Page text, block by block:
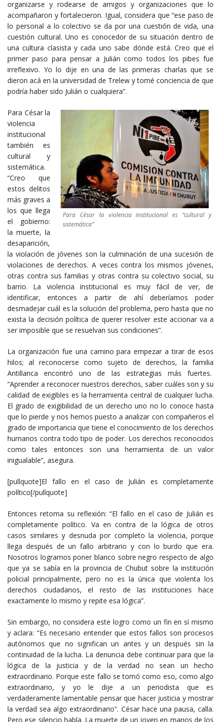
organizarse y rodearse de amigos y organizaciones que lo
acompañaron y fortalecieron. Igual, considera que “ese paso de
lo personal a lo colectivo se da por una cuestión de vida, una
cuestión cultural. Uno es conocedor de su situación dentro de
una cultura clasista y cada uno sabe dónde está. Creo que el
primer paso para pensar a Julián como todos los pibes fue
irreflexivo. Yo lo dije en una de las primeras charlas que se
dieron acá en la universidad de Trelew y tomé conciencia de que
podría haber sido Julián o cualquiera”.
Para César la violencia institucional es “cultural y
sistemática”
Para César la
violencia
institucional
también es
cultural y
sistemática.
“Creo que
estos delitos
más graves a
los que llega
el gobierno:
la muerte, la
desaparición,
la violación de jóvenes son la culminación de una sucesión de
violaciones de derechos. A veces contra los mismos jóvenes,
otras contra sus familias y otras contra su colectivo social, su
barrio. La violencia institucional es muy fácil de ver, de
identificar, entonces a partir de ahí deberíamos poder
desmadejar cuál es la solución del problema, pero hasta que no
exista la decisión política de querer resolver este accionar va a
ser imposible que se resuelvan sus condiciones”.
La organización fue una camino para empezar a tirar de esos
hilos; al reconocerse como sujeto de derechos, la familia
Antillanca encontró uno de las estrategias más fuertes.
“Aprender a reconocer nuestros derechos, saber cuáles son y su
calidad de exigibles es la herramienta central de cualquier lucha.
El grado de exigibilidad de un derecho uno no lo conoce hasta
que lo pierde y nos hemos puesto a analizar con compañeros el
grado de importancia que tiene el conocimiento de los derechos
humanos contra todo tipo de poder. Los derechos reconocidos
como tales entonces son una herramienta de un valor
inigualable”, asegura.
[pullquote]El fallo en el caso de Julián es completamente
político[/pullquote]
Entonces retoma su reflexión: “El fallo en el caso de Julián es
completamente político. Va en contra de la lógica de otros
casos similares y desnuda por completo la violencia, porque
llega después de un fallo arbitrario y con lo burdo que era.
Nosotros logramos poner blanco sobre negro respecto de algo
que ya se sabía en la provincia de Chubut sobre la institución
policial principalmente, pero no es la única que violenta los
derechos ciudadanos, el resto de las instituciones hace
exactamente lo mismo y repite esa lógica”.
Sin embargo, no considera este logro como un fin en sí mismo
y aclara: “Es necesario entender que estos fallos son procesos
autónomos que no significan un antes y un después sin la
continuidad de la lucha. La denuncia debe continuar para que la
lógica de la justicia y de la verdad no sean un hecho
extraordinario. Porque este fallo se tomó como eso, como algo
extraordinario, y yo le dije a un periodista que es
verdaderamente lamentable pensar que hacer justicia y mostrar
la verdad sea algo extraordinario”. César hace una pausa, calla.
Pero ese silencio habla. La muerte de un joven en manos de los